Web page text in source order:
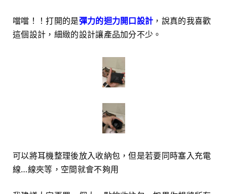
噹噹！！打開的是彈力的迴力開口設計 ，說真的我喜歡
這個設計，細緻的設計讓產品加分不少。
可以將耳機整理後放入收納包，但是若要同時塞入充電
線…線夾等，空間就會不夠用